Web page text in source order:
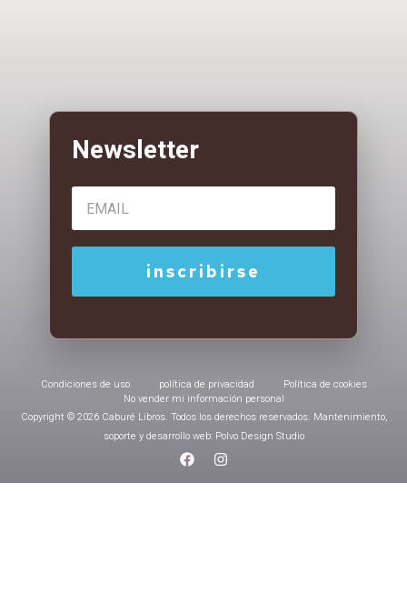
Condiciones de uso política de privacidad
Política de cookies
No vender mi información personal
Copyright © 2026 Caburé Libros. Todos los derechos reservados. Mantenimiento,
soporte y desarrollo web: Polvo Design Studio